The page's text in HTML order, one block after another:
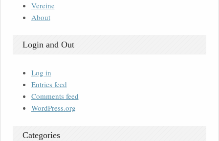
Vereine
About
Login and Out
Log in
Entries feed
Comments feed
WordPress.org
Categories